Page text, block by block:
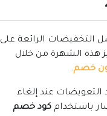
التخفيضات الرائعة على
هذه الشهرة من خلال
خصم.
عند إلغاء
باستخدام كود خصم